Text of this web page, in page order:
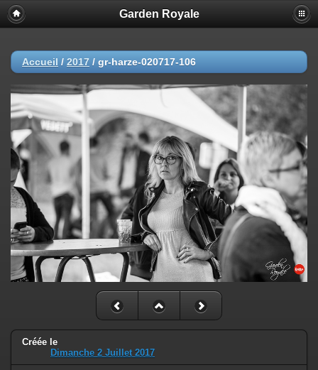
Garden Royale
Accueil / 2017 / gr-harze-020717-106
Créée le
Dimanche 2 Juillet 2017